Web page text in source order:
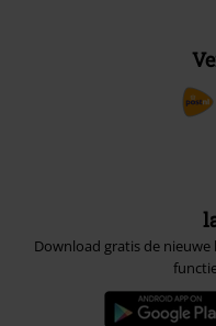
Download gratis de